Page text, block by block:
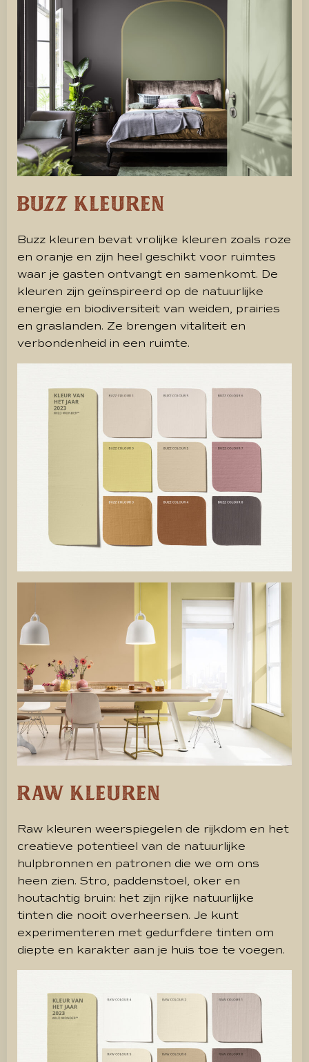
Buzz kleuren
Buzz kleuren bevat vrolijke kleuren zoals roze
en oranje en zijn heel geschikt voor ruimtes
waar je gasten ontvangt en samenkomt. De
kleuren zijn geïnspireerd op de natuurlijke
energie en biodiversiteit van weiden, prairies
en graslanden. Ze brengen vitaliteit en
verbondenheid in een ruimte.
Raw kleuren
Raw kleuren weerspiegelen de rijkdom en het
creatieve potentieel van de natuurlijke
hulpbronnen en patronen die we om ons
heen zien. Stro, paddenstoel, oker en
houtachtig bruin: het zijn rijke natuurlijke
tinten die nooit overheersen. Je kunt
experimenteren met gedurfdere tinten om
diepte en karakter aan je huis toe te voegen.